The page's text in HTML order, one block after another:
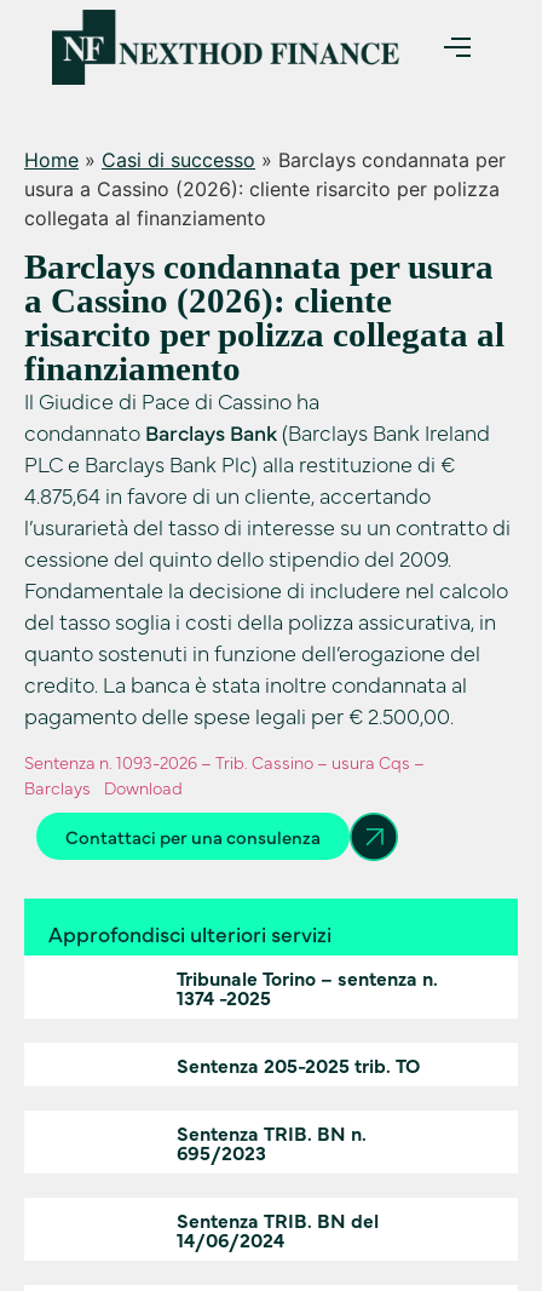
Home » Casi di successo » Barclays condannata per
usura a Cassino (2026): cliente risarcito per polizza
collegata al finanziamento
Barclays condannata per usura
a Cassino (2026): cliente
risarcito per polizza collegata al
finanziamento
Il Giudice di Pace di Cassino ha
condannato Barclays Bank(Barclays Bank Ireland
PLC e Barclays Bank Plc) alla restituzione di €
4.875,64 in favore di un cliente, accertando
l’usurarietà del tasso di interesse su un contratto di
cessione del quinto dello stipendio del 2009.
Fondamentale la decisione di includere nel calcolo
del tasso soglia i costi della polizza assicurativa, in
quanto sostenuti in funzione dell’erogazione del
credito. La banca è stata inoltre condannata al
pagamento delle spese legali per € 2.500,00.
Sentenza n. 1093-2026 – Trib. Cassino – usura Cqs –
Barclays
Download
Contattaci per una consulenza
Approfondisci ulteriori servizi
Tribunale Torino – sentenza n.
1374 -2025
Sentenza 205-2025 trib. TO
Sentenza TRIB. BN n.
695/2023
Sentenza TRIB. BN del
14/06/2024